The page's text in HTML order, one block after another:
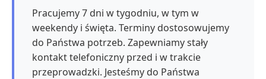
Pracujemy 7 dni w tygodniu, w tym w
weekendy i święta. Terminy dostosowujemy
do Państwa potrzeb. Zapewniamy stały
kontakt telefoniczny przed i w trakcie
przeprowadzki. Jesteśmy do Państwa